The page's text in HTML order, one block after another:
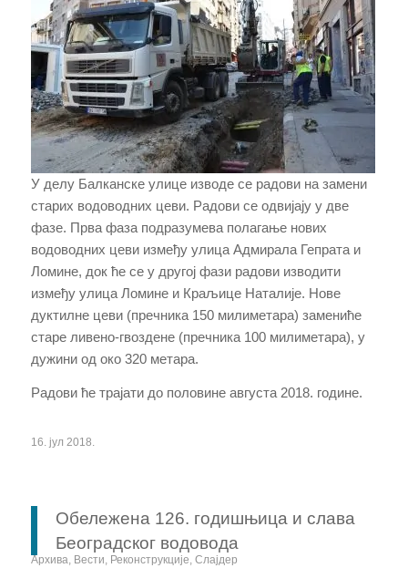
У делу Балканске улице изводе се радови на замени
старих водоводних цеви. Радови се одвијају у две
фазе. Прва фаза подразумева полагање нових
водоводних цеви између улица Адмирала Гепрата и
Ломине, док ће се у другој фази радови изводити
између улица Ломине и Краљице Наталије. Нове
дуктилне цеви (пречника 150 милиметара) замениће
старе ливено-гвоздене (пречника 100 милиметара), у
дужини од око 320 метара.
Радови ће трајати до половине августа 2018. године.
16. јул 2018.
Обележена 126. годишњица и слава
Београдског водовода
Архива, Вести, Реконструкције, Слајдер